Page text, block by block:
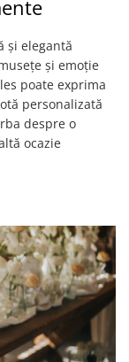
și elegantă
și emoție
poate exprima
personalizată
despre o
ocazie